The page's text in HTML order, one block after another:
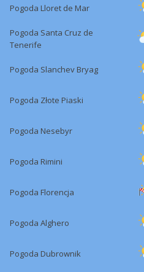
Pogoda Lloret de Mar
Pogoda Santa Cruz de
Tenerife
Pogoda Slanchev Bryag
Pogoda Złote Piaski
Pogoda Nesebyr
Pogoda Rimini
Pogoda Florencja
Pogoda Alghero
Pogoda Dubrownik